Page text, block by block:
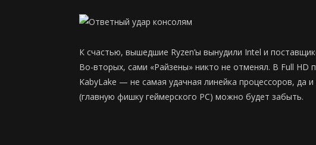
К счастью, вышедшие Ryzen’ы вынудили Intel и
Во-вторых, сами «Райзены» никто не отменял. В Full
KabyLake — не самая удачная линейка процессоров, да
(главную фишку геймерского PC) можно будет забыть.